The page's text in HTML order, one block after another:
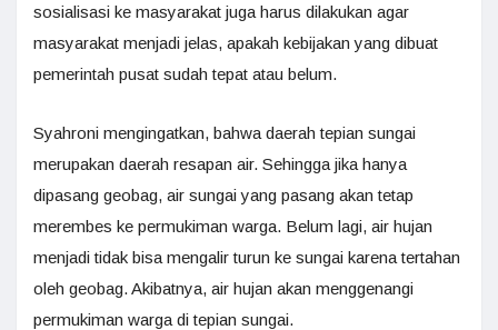
sosialisasi ke masyarakat juga harus dilakukan agar
masyarakat menjadi jelas, apakah kebijakan yang dibuat
pemerintah pusat sudah tepat atau belum.
Syahroni mengingatkan, bahwa daerah tepian sungai
merupakan daerah resapan air. Sehingga jika hanya
dipasang geobag, air sungai yang pasang akan tetap
merembes ke permukiman warga. Belum lagi, air hujan
menjadi tidak bisa mengalir turun ke sungai karena tertahan
oleh geobag. Akibatnya, air hujan akan menggenangi
permukiman warga di tepian sungai.